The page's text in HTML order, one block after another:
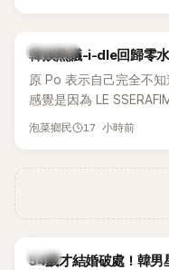
熱議討論
韓娛熱議-i-dle回歸零水
原 Po 表示自己完全不
感覺是因為 LE
泡菜鄉民 17 小時前
韓星
54歲才結婚破處！韓男